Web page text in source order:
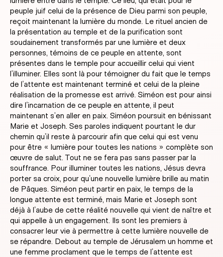
peuple juif celui de la présence de Dieu parmi son peuple,
reçoit maintenant la lumière du monde. Le rituel ancien de
la présentation au temple et de la purification sont
soudainement transformés par une lumière et deux
personnes, témoins de ce peuple en attente, sont
présentes dans le temple pour accueillir celui qui vient
l’illuminer. Elles sont là pour témoigner du fait que le temps
de l’attente est maintenant terminé et celui de la pleine
réalisation de la promesse est arrivé. Siméon est pour ainsi
dire l’incarnation de ce peuple en attente, il peut
maintenant s’en aller en paix. Siméon poursuit en bénissant
Marie et Joseph. Ses paroles indiquent pourtant le dur
chemin qu’il reste à parcourir afin que celui qui est venu
pour être « lumière pour toutes les nations » complète son
œuvre de salut. Tout ne se fera pas sans passer par la
souffrance. Pour illuminer toutes les nations, Jésus devra
porter sa croix, pour qu’une nouvelle lumière brille au matin
de Pâques. Siméon peut partir en paix, le temps de la
longue attente est terminé, mais Marie et Joseph sont
déjà à l’aube de cette réalité nouvelle qui vient de naître et
qui appelle à un engagement. Ils sont les premiers à
consacrer leur vie à permettre à cette lumière nouvelle de
se répandre. Debout au temple de Jérusalem un homme et
une femme proclament que le temps de l’attente est